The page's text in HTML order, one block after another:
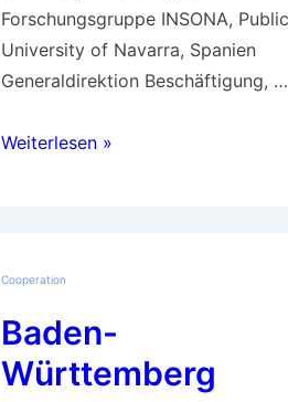
Forschungsgruppe INSONA, Public
University of Navarra, Spanien
Generaldirektion Beschäftigung, …
Europe
Weiterlesen »
Cooperation
Baden-
Württemberg